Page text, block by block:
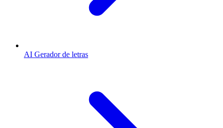
AI Gerador de letras